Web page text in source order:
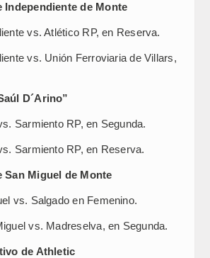
Independiente de Monte
vs. Atlético RP, en Reserva.
vs. Unión Ferroviaria de Villars,
D´Arino”
Sarmiento RP, en Segunda.
Sarmiento RP, en Reserva.
San Miguel de Monte
vs. Salgado en Femenino.
vs. Madreselva, en Segunda.
de Athletic